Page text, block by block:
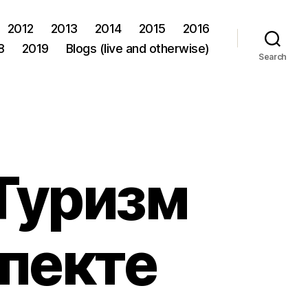
2012 2013 2014 2015
2016
2019 Blogs (live and otherwise)
Search